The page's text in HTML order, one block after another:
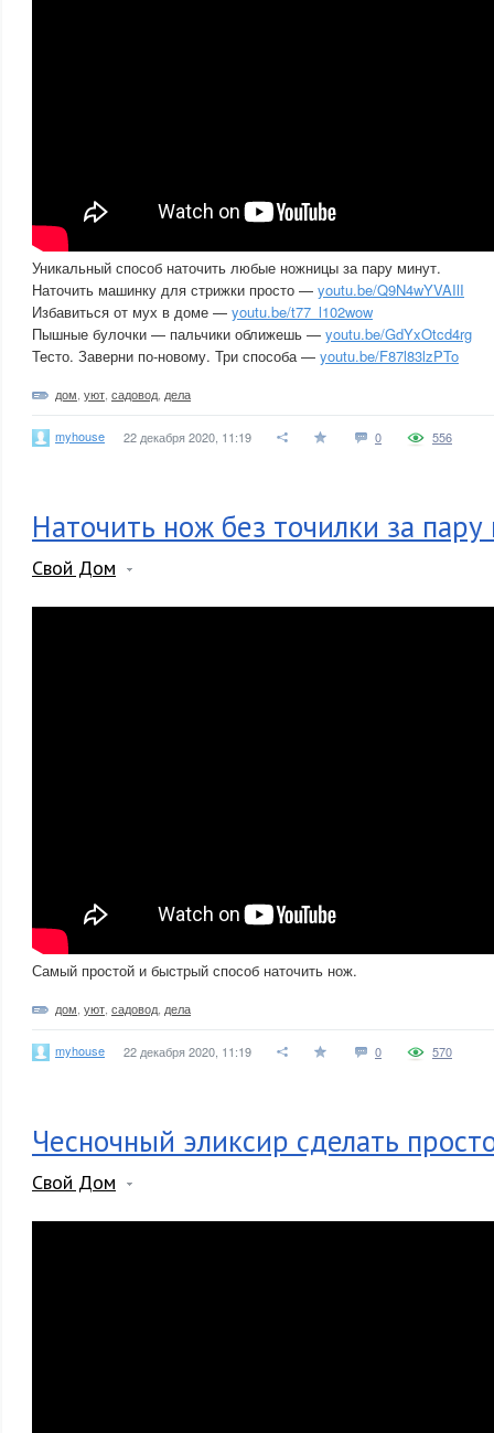
Уникальный способ наточить любые ножницы за пару минут.
Наточить машинку для стрижки просто — youtu.be/Q9N4wYVAIlI
Избавиться от мух в доме — youtu.be/t77_l102wow
Пышные булочки — пальчики оближешь — youtu.be/GdYxOtcd4rg
Тесто. Заверни по-новому. Три способа — youtu.be/F87l83lzPTo
дом уют садовод дела
myhouse 22 декабря 2020, 11:19 0 556
Наточить нож без точилки за пару
Свой Дом
Самый простой и быстрый способ наточить нож.
дом уют садовод дела
myhouse 22 декабря 2020, 11:19 0 570
Чесночный эликсир сделать
Свой Дом